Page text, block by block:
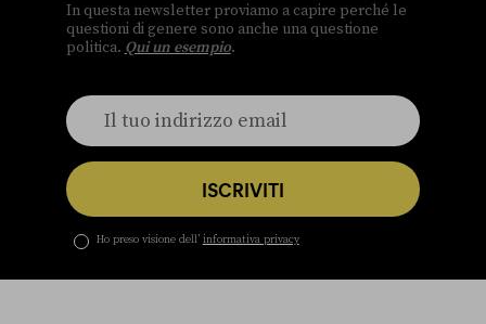
In questa newsletter proviamo a capire perché le
questioni di genere sono anche una questione
politica. Qui un esempio.
ISCRIVITI
Ho preso visione dell’ informativa privacy